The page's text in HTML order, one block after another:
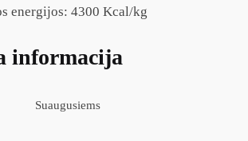
energijos: 4300 Kcal/kg
informacija
Suaugusiems